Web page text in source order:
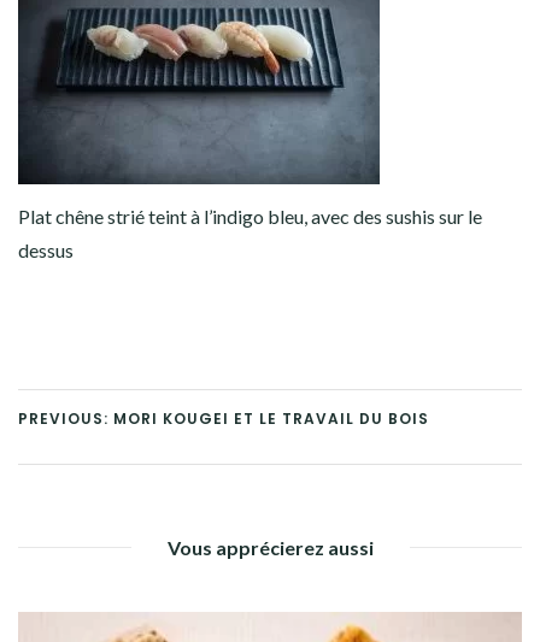
Plat chêne strié teint à l’indigo bleu, avec des sushis sur le
dessus
PREVIOUS: MORI KOUGEI ET LE TRAVAIL DU BOIS
Vous apprécierez aussi